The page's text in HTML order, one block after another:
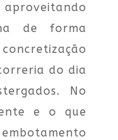
de forma
do dia
No
e o que